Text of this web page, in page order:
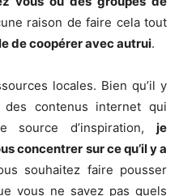
raison de faire cela tout
de coopérer avec autrui.
locales. Bien qu’il y
contenus internet qui
source d’inspiration, je
concentrer sur ce qu’il y a
souhaitez faire pousser
vous ne savez pas quels